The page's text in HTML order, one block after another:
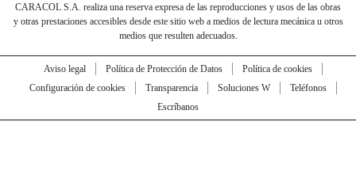
CARACOL S.A. realiza una reserva expresa de las reproducciones y usos de las obras
y otras prestaciones accesibles desde este sitio web a medios de lectura mecánica u otros
medios que resulten adecuados.
Aviso legal Política de Protección de Datos
Política de cookies
Configuración de cookies
Transparencia Soluciones W
Teléfonos
Escríbanos